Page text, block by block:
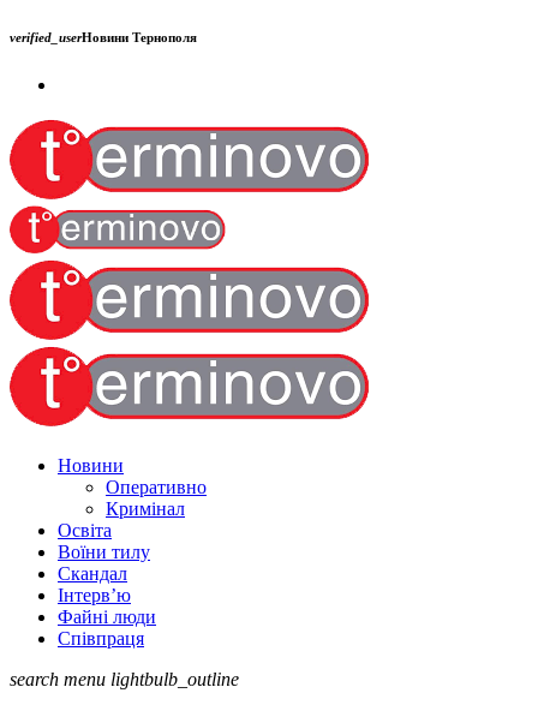
verified_userНовини Тернополя
Новини
Оперативно
Кримінал
Освіта
Воїни тилу
Скандал
Інтерв’ю
Файні люди
Співпраця
search menu lightbulb_outline